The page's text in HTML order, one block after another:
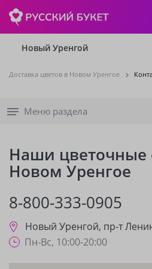
Новый Уренгой
Доставка цветов в Новом Уренгое
Меню раздела
Наши цветочные
Новом Уренгое
8-800-333-0905
Новый Уренгой, пр-т
Пн-Вс, 10:00-20:00